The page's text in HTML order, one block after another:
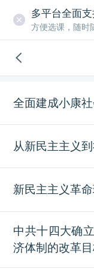
多平台全面
方便选课，随时
全面建成小康
从新民主主义
新民主主义革
中共十四大确
济体制的改革